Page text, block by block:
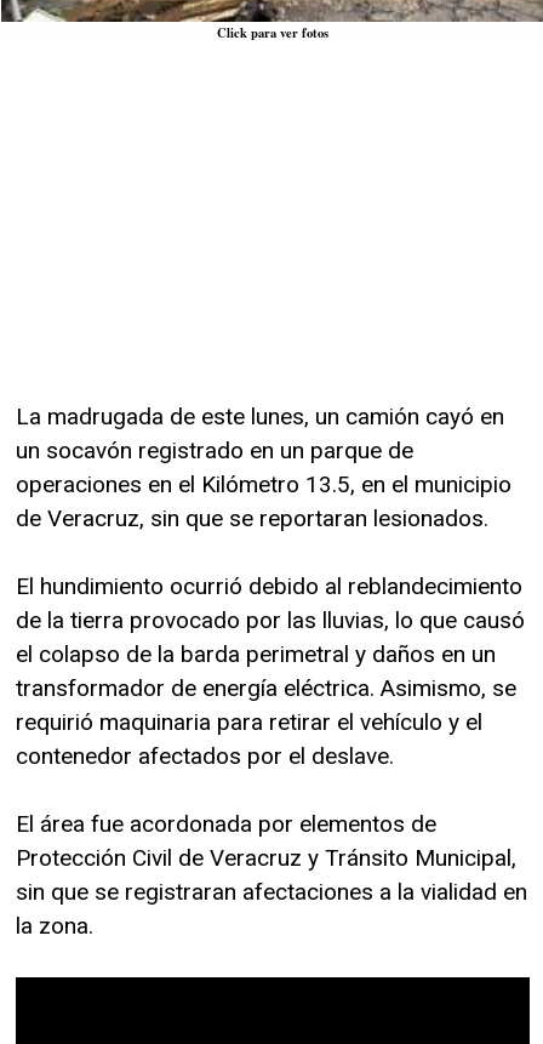
Click para ver fotos
La madrugada de este lunes, un camión cayó en
un socavón registrado en un parque de
operaciones en el Kilómetro 13.5, en el municipio
de Veracruz, sin que se reportaran lesionados.
El hundimiento ocurrió debido al reblandecimiento
de la tierra provocado por las lluvias, lo que causó
el colapso de la barda perimetral y daños en un
transformador de energía eléctrica. Asimismo, se
requirió maquinaria para retirar el vehículo y el
contenedor afectados por el deslave.
El área fue acordonada por elementos de
Protección Civil de Veracruz y Tránsito Municipal,
sin que se registraran afectaciones a la vialidad en
la zona.